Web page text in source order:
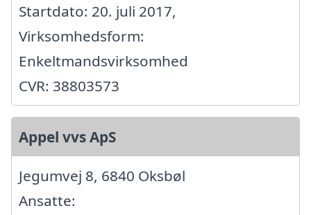
Startdato: 20. juli 2017,
Virksomhedsform:
Enkeltmandsvirksomhed
CVR: 38803573
Appel vvs ApS
Jegumvej 8, 6840 Oksbøl
Ansatte: